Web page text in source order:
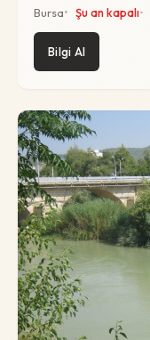
Bursa Şu an kapalı
Bilgi Al